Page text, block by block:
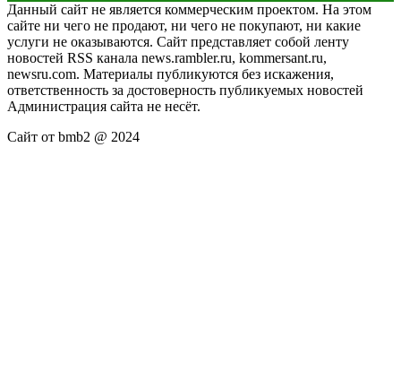
Данный сайт не является коммерческим проектом. На этом
сайте ни чего не продают, ни чего не покупают, ни какие
услуги не оказываются. Сайт представляет собой ленту
новостей RSS канала news.rambler.ru, kommersant.ru,
newsru.com. Материалы публикуются без искажения,
ответственность за достоверность публикуемых новостей
Администрация сайта не несёт.
Сайт от bmb2 @ 2024